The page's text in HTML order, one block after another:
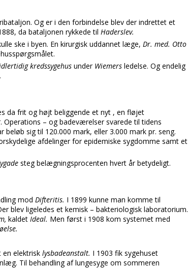
Og er i den forbindelse blev der indrettet et
da bataljonen rykkede til Haderslev.
ske i byen. En kirurgisk uddannet læge, Dr. med. Otto
kredssygehus under Wiemers ledelse. Og endelig
da frit og højt beliggende et nyt , en fløjet
Operations – og badeværelser svarede til tidens
sig til 120.000 mark, eller 3.000 mark pr. seng.
afdelinger for epidemiske sygdomme samt et
steg belægningsprocenten hvert år betydeligt.
mod Difteritis. I 1899 kunne man komme til
blev ligeledes et kemisk – bakteriologisk laboratorium.
kaldet Ideal. Men først i 1908 kom systemet med
en elektrisk lysbadeanstalt. I 1903 fik sygehuset
Til behandling af lungesyge om sommeren